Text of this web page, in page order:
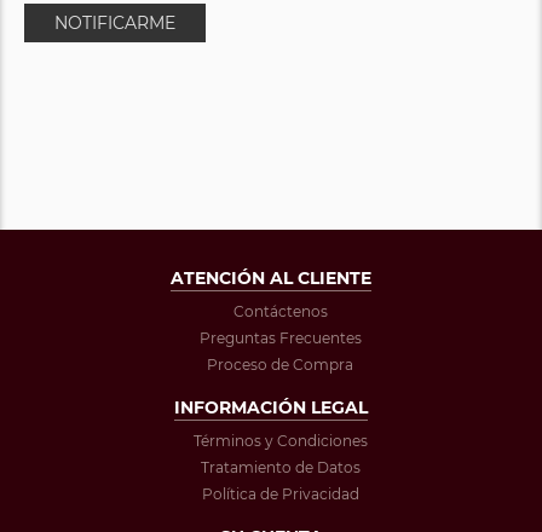
NOTIFICARME
ATENCIÓN AL CLIENTE
Contáctenos
Preguntas Frecuentes
Proceso de Compra
INFORMACIÓN LEGAL
Términos y Condiciones
Tratamiento de Datos
Política de Privacidad